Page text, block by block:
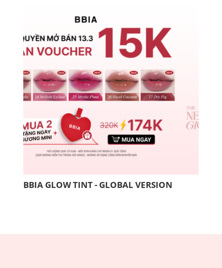
BBIA GLOW TINT - GLOBAL VERSION